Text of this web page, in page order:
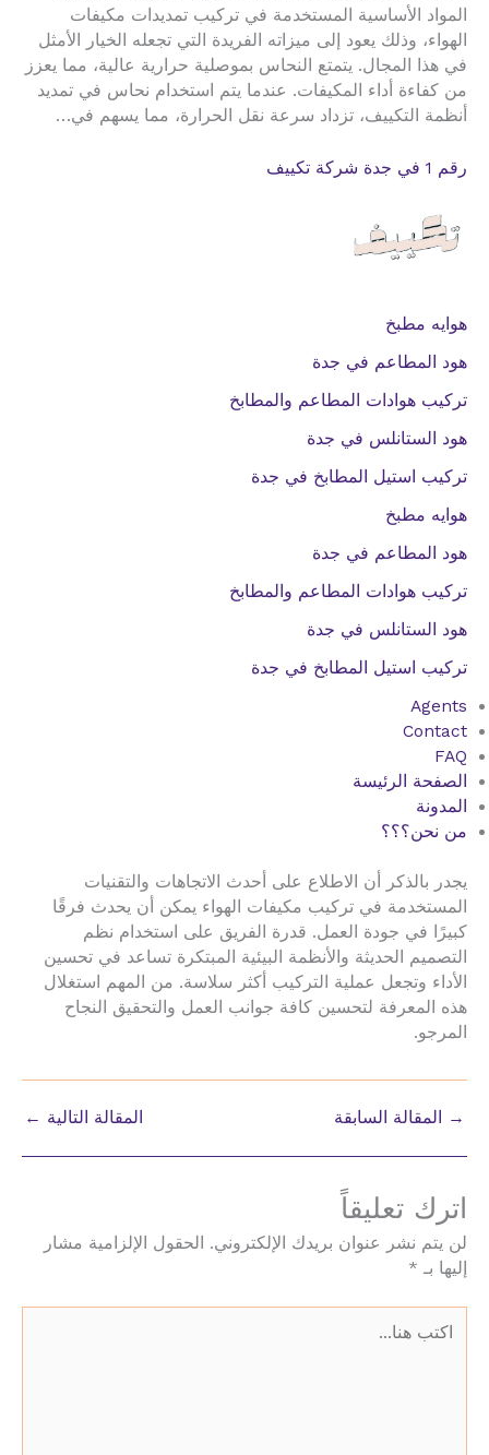
المواد الأساسية المستخدمة في تركيب تمديدات مكيفات
الهواء، وذلك يعود إلى ميزاته الفريدة التي تجعله الخيار الأمثل
في هذا المجال. يتمتع النحاس بموصلية حرارية عالية، مما يعزز
من كفاءة أداء المكيفات. عندما يتم استخدام نحاس في تمديد
أنظمة التكييف، تزداد سرعة نقل الحرارة، مما يسهم في…
رقم 1 في جدة شركة تكييف
هوايه مطبخ
هود المطاعم في جدة
تركيب هوادات المطاعم والمطابخ
هود الستانلس في جدة
تركيب استيل المطابخ في جدة
هوايه مطبخ
هود المطاعم في جدة
تركيب هوادات المطاعم والمطابخ
هود الستانلس في جدة
تركيب استيل المطابخ في جدة
Agents
Contact
FAQ
الصفحة الرئيسة
المدونة
من نحن؟؟؟
يجدر بالذكر أن الاطلاع على أحدث الاتجاهات والتقنيات
المستخدمة في تركيب مكيفات الهواء يمكن أن يحدث فرقًا
كبيرًا في جودة العمل. قدرة الفريق على استخدام نظم
التصميم الحديثة والأنظمة البيئية المبتكرة تساعد في تحسين
الأداء وتجعل عملية التركيب أكثر سلاسة. من المهم استغلال
هذه المعرفة لتحسين كافة جوانب العمل والتحقيق النجاح
المرجو.
→ المقالة السابقة المقالة التالية ←
اترك تعليقاً
لن يتم نشر عنوان بريدك الإلكتروني.
الحقول الإلزامية مشار
إليها بـ *
هنا...